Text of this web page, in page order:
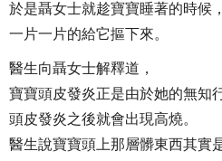
於是聶女士就趁寶寶睡著的時候，
一片一片的給它摳下來。
醫生向聶女士解釋道，
寶寶頭皮發炎正是由於她的無知
頭皮發炎之後就會出現高燒。
醫生說寶寶頭上那層髒東西其實